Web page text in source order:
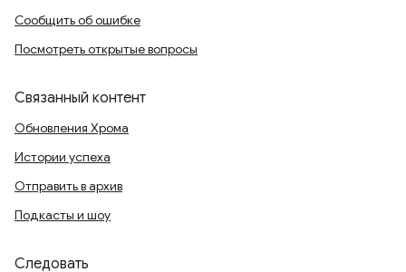
Сообщить об ошибке
Посмотреть открытые вопросы
Связанный контент
Обновления Хрома
Истории успеха
Отправить в архив
Подкасты и шоу
Следовать